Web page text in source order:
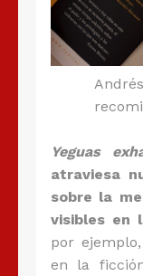
Yeguas
atraviesa
sobre la
visibles en
por
en la